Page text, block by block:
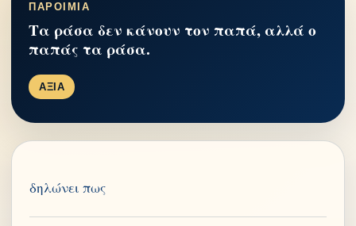
ΠΑΡΟΙΜΙΑ
Τα ράσα δεν κάνουν τον παπά, αλλά ο
παπάς τα ράσα.
ΑΞΙΑ
δηλώνει πως